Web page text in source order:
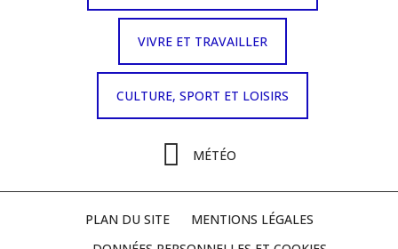
VIVRE ET TRAVAILLER
CULTURE, SPORT ET LOISIRS
MÉTÉO
PLAN DU SITE
MENTIONS LÉGALES